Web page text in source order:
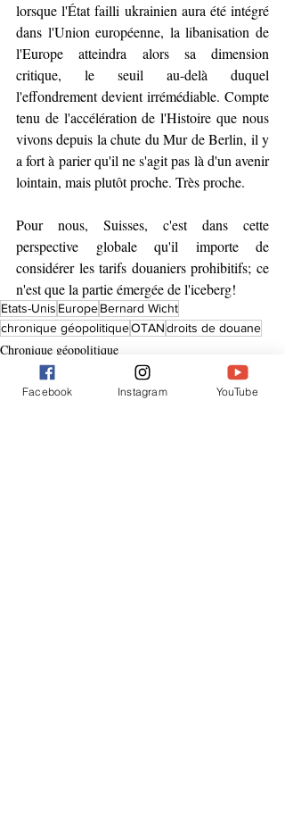
lorsque l'État failli ukrainien aura été intégré
dans l'Union européenne, la libanisation de
l'Europe atteindra alors sa dimension
critique, le seuil au-delà duquel
l'effondrement devient irrémédiable. Compte
tenu de l'accélération de l'Histoire que nous
vivons depuis la chute du Mur de Berlin, il y
a fort à parier qu'il ne s'agit pas là d'un avenir
lointain, mais plutôt proche. Très proche.
Pour nous, Suisses, c'est dans cette
perspective globale qu'il importe de
considérer les tarifs douaniers prohibitifs; ce
n'est que la partie émergée de l'iceberg!
Etats-Unis EuropeBernard Wicht
chronique géopolitiqueOTANdroits de douane
Chronique géopolitique
Chronique hebdo
Facebook Instagram YouTube